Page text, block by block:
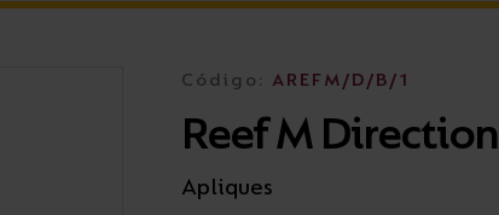
Retail
Áreas auxiliares
Showrooms
Trabaja con nosotros
Código: AREFM/D/B/1
Reef M
Apliques